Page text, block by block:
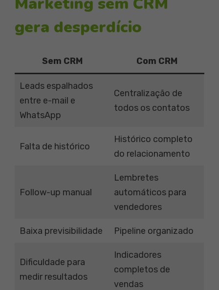
gera desperdício
Sem CRM Com CRM
Leads espalhados
entre e-mail e
WhatsApp
Centralização de
todos os contatos
Falta de histórico
Histórico completo
do relacionamento
Follow-up manual
Lembretes
automáticos para
vendedores
Baixa previsibilidade Pipeline organizado
Dificuldade para
medir resultados
Indicadores
completos de
vendas